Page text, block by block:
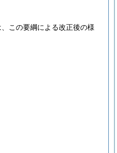
この要綱による改正後の様